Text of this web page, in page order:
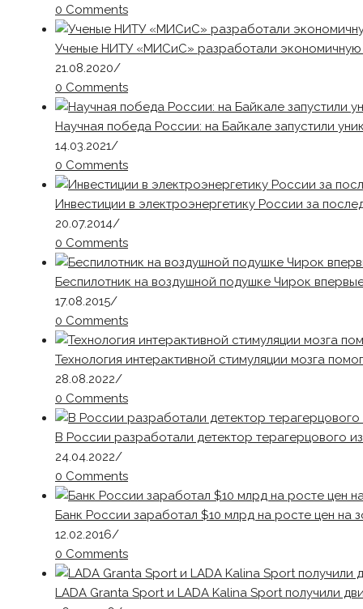
0 Comments
Ученые НИТУ «МИСиС» разработали
21.08.2020/
0 Comments
Научная победа России: на Байкале запустили
14.03.2021/
0 Comments
Инвестиции в электроэнергетику России за
20.07.2014/
0 Comments
Беспилотник на воздушной подушке Чирок
17.08.2015/
0 Comments
Технология интерактивной стимуляции мозга
28.08.2022/
0 Comments
В России разработали детектор терагерцового
24.04.2022/
0 Comments
Банк России заработал $10 млрд на росте цен на
12.02.2016/
0 Comments
LADA Granta Sport и LADA Kalina Sport получили